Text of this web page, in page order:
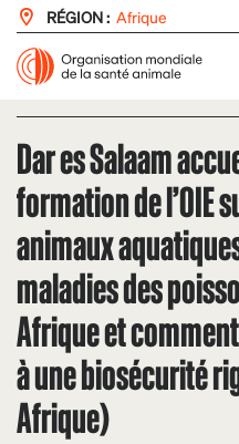
RÉGION : Afrique
Dar es Salaam
formation de l’OIE
animaux
maladies des
Afrique et
à une biosécurité
Afrique)